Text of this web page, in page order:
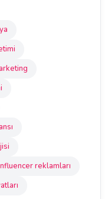
reklamları